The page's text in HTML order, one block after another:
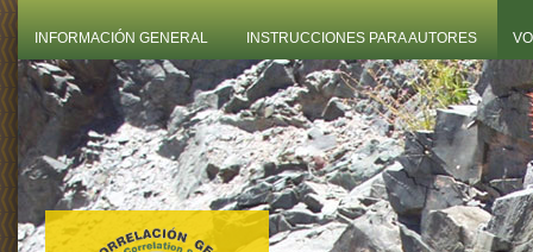
INFORMACIÓN GENERAL INSTRUCCIONES PARA AUTORES